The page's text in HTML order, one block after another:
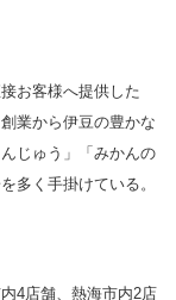
お客様へ提供した
業から伊豆の豊かな
じゅう」「みかんの
多く手掛けている。
4店舗、熱海市内2店